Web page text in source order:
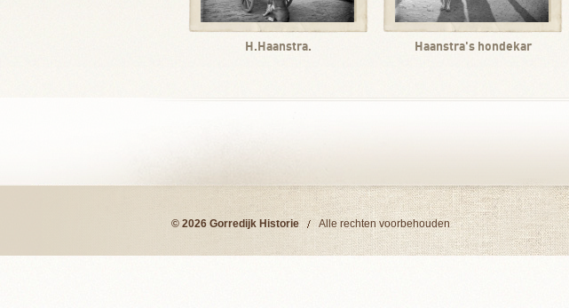
H.Haanstra. Haanstra's hondekar
© 2026 Gorredijk Historie Alle rechten voorbehouden